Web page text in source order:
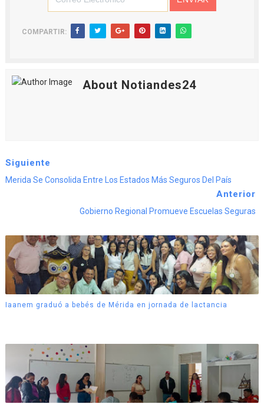
COMPARTIR:
About Notiandes24
Siguiente
Merida Se Consolida Entre Los Estados Más Seguros Del País
Anterior
Gobierno Regional Promueve Escuelas Seguras
Iaanem graduó a bebés de Mérida en jornada de lactancia